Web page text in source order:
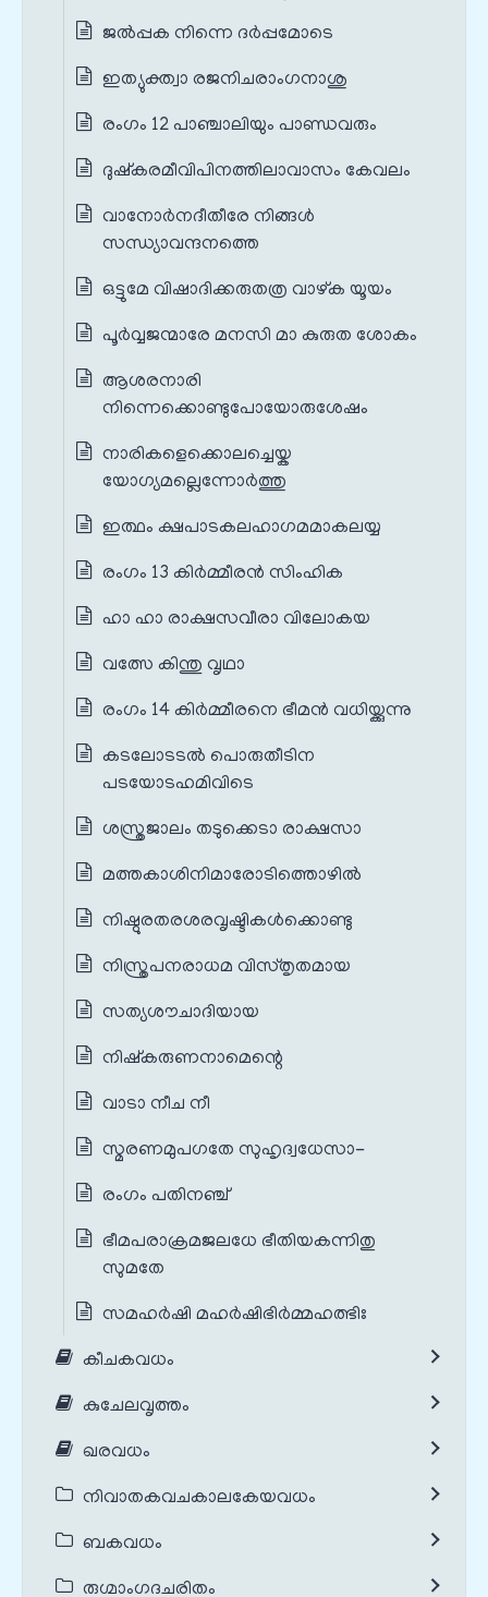
ജൽപ്പക നിന്നെ ദർപ്പമോടെ
ഇത്യുക്ത്വാ രജനിചരാംഗനാശു
രംഗം 12 പാഞ്ചാലിയും പാണ്ഡവരും
ദുഷ്കരമീവിപിനത്തിലാവാസം കേവലം
വാനോർനദീതീരേ നിങ്ങൾ
സന്ധ്യാവന്ദനത്തെ
ഒട്ടുമേ വിഷാദിക്കരുതത്ര വാഴ്ക യൂയം
പൂർവ്വജന്മാരേ മനസി മാ കുരുത ശോകം
ആശരനാരി
നിന്നെക്കൊണ്ടുപോയോരുശേഷം
നാരികളെക്കൊലച്ചെയ്ക
യോഗ്യമല്ലെന്നോർത്തു
ഇത്ഥം ക്ഷപാടകലഹാഗമമാകലയ്യ
രംഗം 13 കിർമ്മീരൻ സിംഹിക
ഹാ ഹാ രാക്ഷസവീരാ വിലോകയ
വത്സേ കിന്തു വൃഥാ
രംഗം 14 കിർമ്മീരനെ ഭീമൻ വധിയ്ക്കുന്നു
കടലോടടൽ പൊരുതീടിന
പടയോടഹമിവിടെ
ശസ്ത്രജാലം തടുക്കെടാ രാക്ഷസാ
മത്തകാശിനിമാരോടിത്തൊഴിൽ
നിഷ്ഠുരതരശരവൃഷ്ടികൾക്കൊണ്ടു
നിസ്ത്രപനരാധമ വിസ്തൃതമായ
സത്യശൗചാദിയായ
നിഷ്കരുണനാമെന്റെ
വാടാ നീച നീ
സ്മരണമുപഗതേ സുഹൃദ്വധേസാ-
രംഗം പതിനഞ്ച്
ഭീമപരാക്രമജലധേ ഭീതിയകന്നിതു
സുമതേ
സമഹർഷി മഹർഷിഭിർമ്മഹത്ഭിഃ
കീചകവധം
കുചേലവൃത്തം
ഖരവധം
നിവാതകവചകാലകേയവധം
ബകവധം
രുഗ്മാംഗദചരിതം